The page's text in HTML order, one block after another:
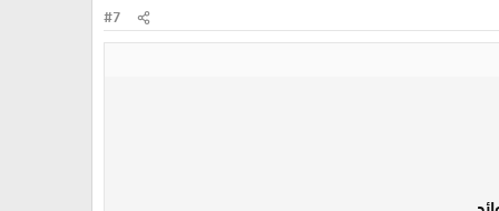
#7